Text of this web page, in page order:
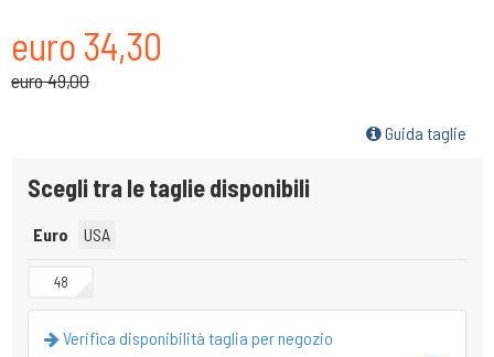
euro 34,30
euro 49,00
Guida taglie
Scegli tra le taglie disponibili
Euro USA
48
Verifica disponibilità taglia per negozio